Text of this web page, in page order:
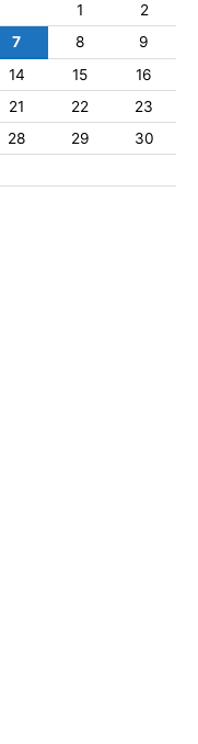
1
2
7 8
9
14 15
16
21 22
23
28 29
30